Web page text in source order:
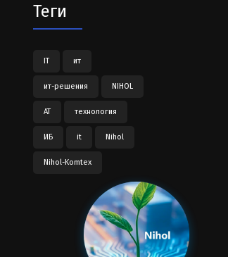
Теги
IT ит
ит-решения NIHOL
АТ технология
ИБ it Nihol
Nihol-Komtex